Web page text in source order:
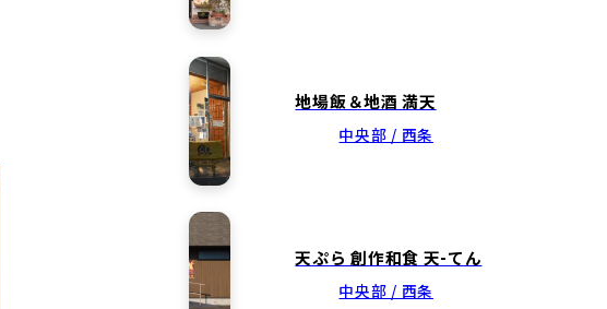
地場飯＆地酒 満天
中央部 / 西条
天ぷら 創作和食 天-てん
中央部 / 西条